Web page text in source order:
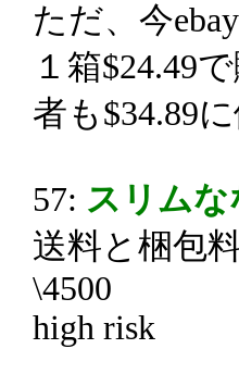
ただ、今
１箱$24.49
者も$34.89
57: スリム
送料と梱包
\4500
high risk